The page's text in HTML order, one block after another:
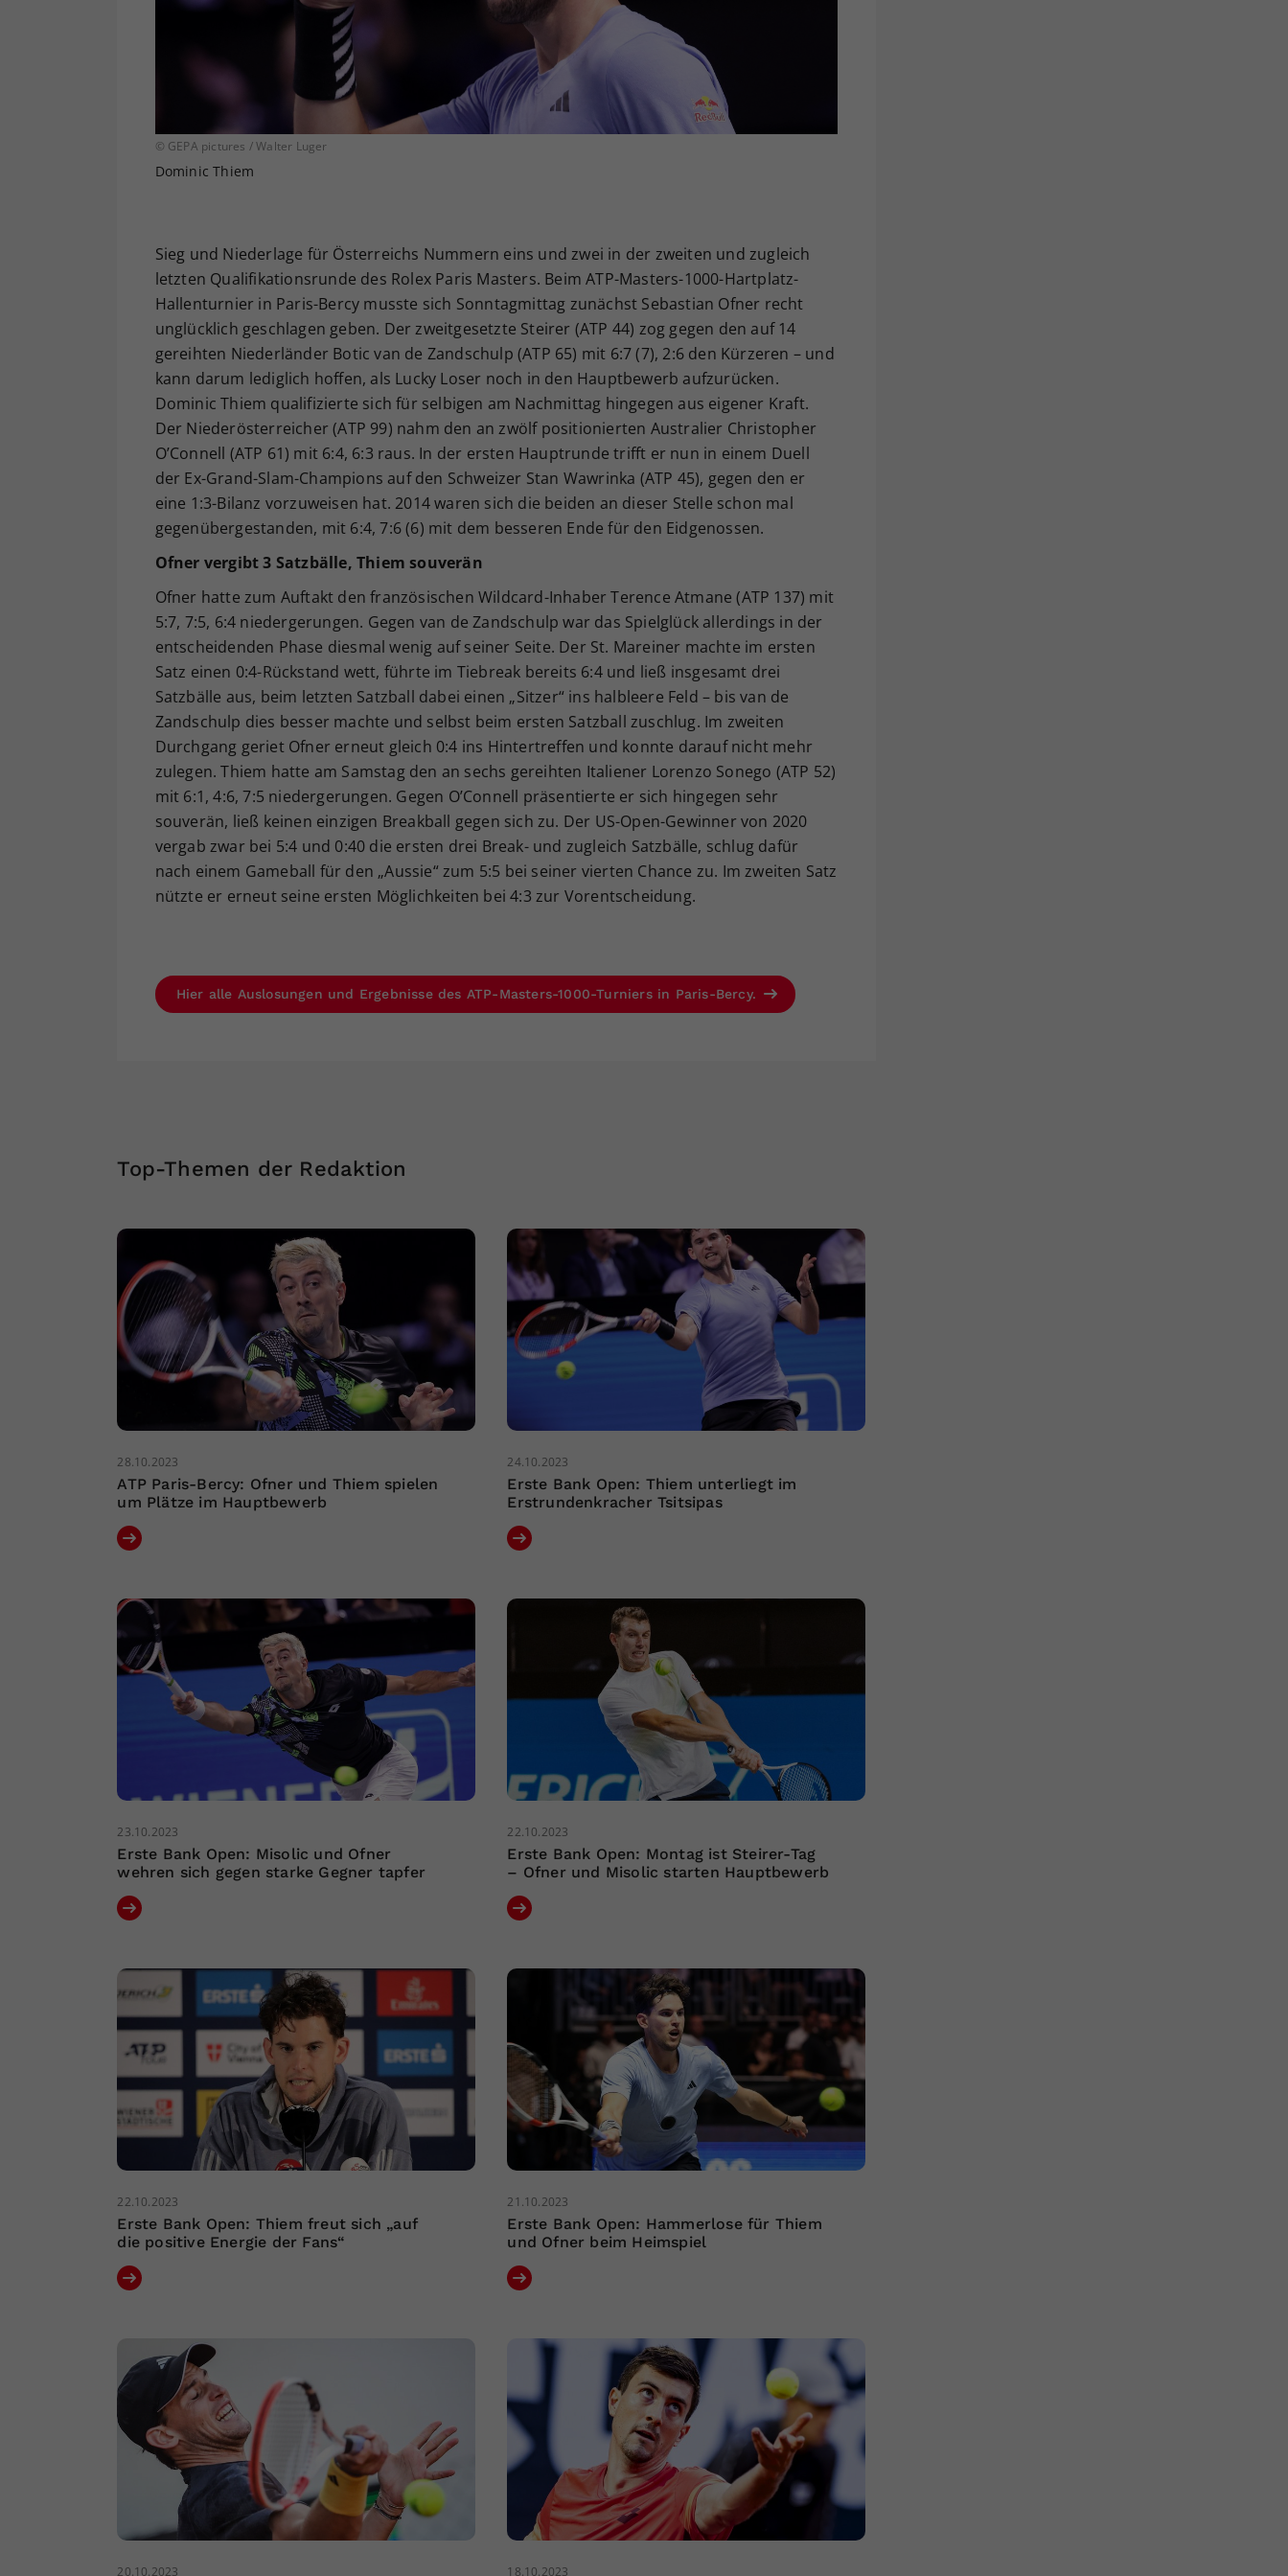
© GEPA pictures / Walter Luger
Dominic Thiem
Sieg und Niederlage für Österreichs Nummern eins und zwei in der zweiten und zugleich
letzten Qualifikationsrunde des Rolex Paris Masters. Beim ATP-Masters-1000-Hartplatz-
Hallenturnier in Paris-Bercy musste sich Sonntagmittag zunächst Sebastian Ofner recht
unglücklich geschlagen geben. Der zweitgesetzte Steirer (ATP 44) zog gegen den auf 14
gereihten Niederländer Botic van de Zandschulp (ATP 65) mit 6:7 (7), 2:6 den Kürzeren – und
kann darum lediglich hoffen, als Lucky Loser noch in den Hauptbewerb aufzurücken.
Dominic Thiem qualifizierte sich für selbigen am Nachmittag hingegen aus eigener Kraft.
Der Niederösterreicher (ATP 99) nahm den an zwölf positionierten Australier Christopher
O’Connell (ATP 61) mit 6:4, 6:3 raus. In der ersten Hauptrunde trifft er nun in einem Duell
der Ex-Grand-Slam-Champions auf den Schweizer Stan Wawrinka (ATP 45), gegen den er
eine 1:3-Bilanz vorzuweisen hat. 2014 waren sich die beiden an dieser Stelle schon mal
gegenübergestanden, mit 6:4, 7:6 (6) mit dem besseren Ende für den Eidgenossen.
Ofner vergibt 3 Satzbälle, Thiem souverän
Ofner hatte zum Auftakt den französischen Wildcard-Inhaber Terence Atmane (ATP 137) mit
5:7, 7:5, 6:4 niedergerungen. Gegen van de Zandschulp war das Spielglück allerdings in der
entscheidenden Phase diesmal wenig auf seiner Seite. Der St. Mareiner machte im ersten
Satz einen 0:4-Rückstand wett, führte im Tiebreak bereits 6:4 und ließ insgesamt drei
Satzbälle aus, beim letzten Satzball dabei einen „Sitzer“ ins halbleere Feld – bis van de
Zandschulp dies besser machte und selbst beim ersten Satzball zuschlug. Im zweiten
Durchgang geriet Ofner erneut gleich 0:4 ins Hintertreffen und konnte darauf nicht mehr
zulegen. Thiem hatte am Samstag den an sechs gereihten Italiener Lorenzo Sonego (ATP 52)
mit 6:1, 4:6, 7:5 niedergerungen. Gegen O’Connell präsentierte er sich hingegen sehr
souverän, ließ keinen einzigen Breakball gegen sich zu. Der US-Open-Gewinner von 2020
vergab zwar bei 5:4 und 0:40 die ersten drei Break- und zugleich Satzbälle, schlug dafür
nach einem Gameball für den „Aussie“ zum 5:5 bei seiner vierten Chance zu. Im zweiten Satz
nützte er erneut seine ersten Möglichkeiten bei 4:3 zur Vorentscheidung.
Hier alle Auslosungen und Ergebnisse des ATP-Masters-1000-Turniers in Paris-Bercy.
Top-Themen der Redaktion
28.10.2023
ATP Paris-Bercy: Ofner und Thiem spielen
um Plätze im Hauptbewerb
24.10.2023
Erste Bank Open: Thiem unterliegt im
Erstrundenkracher Tsitsipas
23.10.2023
Erste Bank Open: Misolic und Ofner
wehren sich gegen starke Gegner tapfer
22.10.2023
Erste Bank Open: Montag ist Steirer-Tag
– Ofner und Misolic starten Hauptbewerb
22.10.2023
Erste Bank Open: Thiem freut sich „auf
die positive Energie der Fans“
21.10.2023
Erste Bank Open: Hammerlose für Thiem
und Ofner beim Heimspiel
20.10.2023 18.10.2023
Ihrer vorgenommen Einstellungen, falls der
Webseiten-Betreiber dies eingestellt hat.